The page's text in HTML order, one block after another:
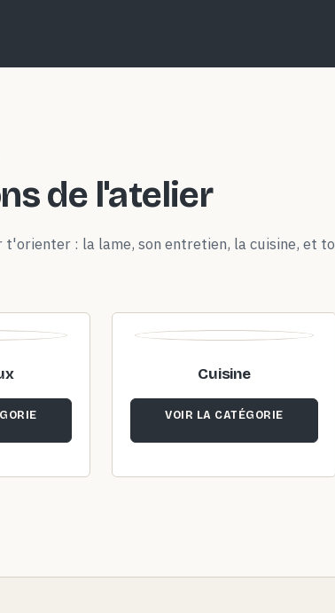
de l'atelier
: la lame, son entretien, la cuisine, et
Cuisine
VOIR LA CATÉGORIE